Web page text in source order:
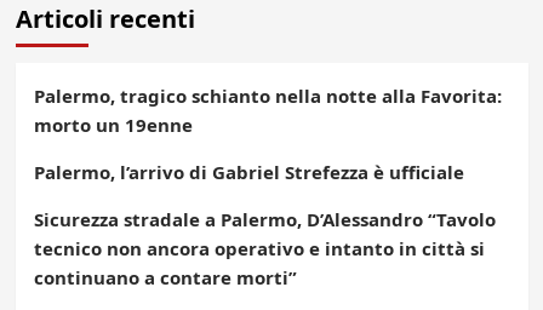
Articoli recenti
Palermo, tragico schianto nella notte alla Favorita:
morto un 19enne
Palermo, l’arrivo di Gabriel Strefezza è ufficiale
Sicurezza stradale a Palermo, D’Alessandro “Tavolo
tecnico non ancora operativo e intanto in città si
continuano a contare morti”